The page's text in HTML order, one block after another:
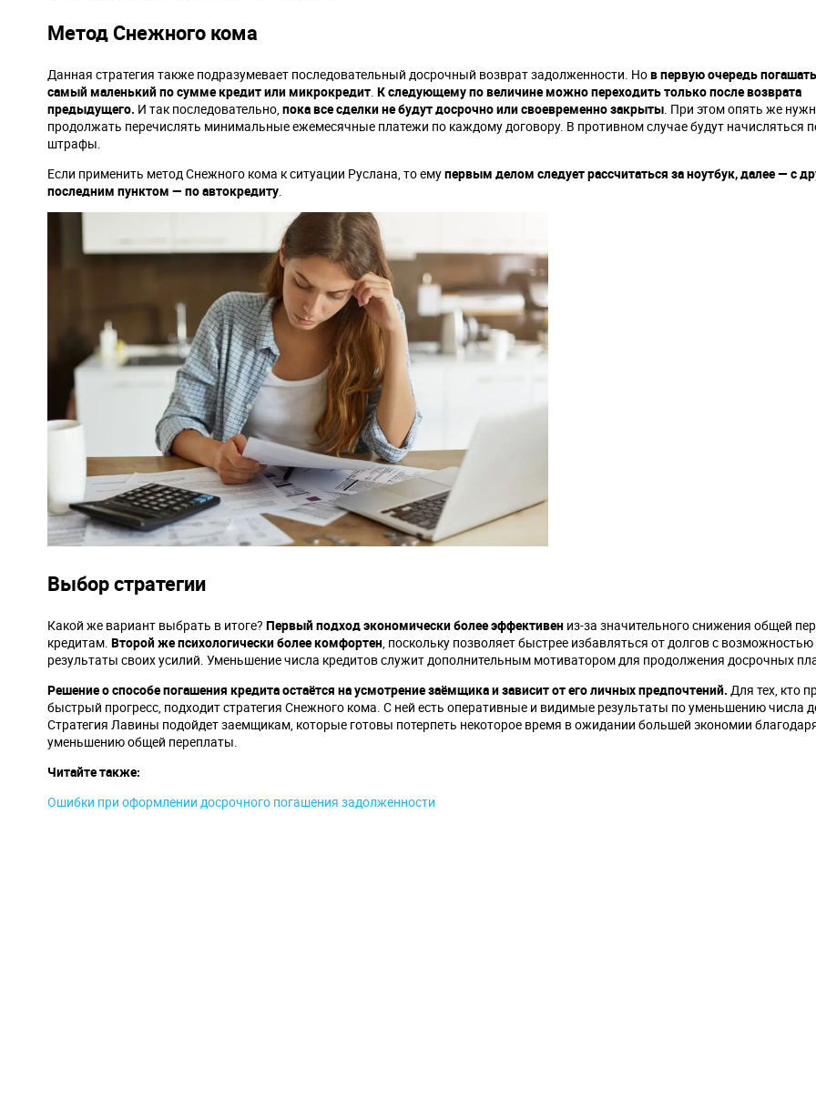
Метод Снежного кома
Данная стратегия также подразумевает последовательный досрочный возврат задолженности. Нов первую очередь
самый маленький по сумме кредит или микрокредит. К следующему по величине можно переходить только после возврата
предыдущего. И так последовательно, пока все сделки не будут досрочно или своевременно закрыты. При этом опять же
продолжать перечислять минимальные ежемесячные платежи по каждому договору. В противном случае будут начисляться
штрафы.
Если применить метод Снежного кома к ситуации Руслана, то емупервым делом следует рассчитаться за ноутбук, далее — с
последним пунктом — по автокредиту.
Выбор стратегии
Какой же вариант выбрать в итоге? Первый подход экономически более эффективен из-за значительного снижения общей
кредитам. Второй же психологически более комфортен, поскольку позволяет быстрее избавляться от долгов с возможностью
результаты своих усилий. Уменьшение числа кредитов служит дополнительным мотиватором для продолжения досрочных
Решение о способе погашения кредита остаётся на усмотрение заёмщика и зависит от его личных предпочтений. Для тех, кто
быстрый прогресс, подходит стратегия Снежного кома. С ней есть оперативные и видимые результаты по уменьшению числа
Стратегия Лавины подойдет заемщикам, которые готовы потерпеть некоторое время в ожидании большей экономии
уменьшению общей переплаты.
Читайте также:
Ошибки при оформлении досрочного погашения задолженности